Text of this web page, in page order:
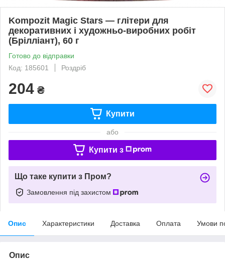
Kompozit Magic Stars — глітери для
декоративних і художньо-виробних робіт
(Брілліант), 60 г
Готово до відправки
Код: 185601
Роздріб
204 ₴
Купити
або
Купити з
Що таке купити з Пром?
Замовлення під захистом
Опис Характеристики Доставка Оплата Умови
Опис